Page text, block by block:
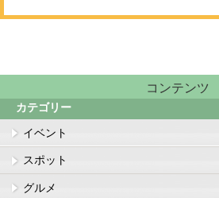
コンテンツ
カテゴリー
イベント
スポット
グルメ